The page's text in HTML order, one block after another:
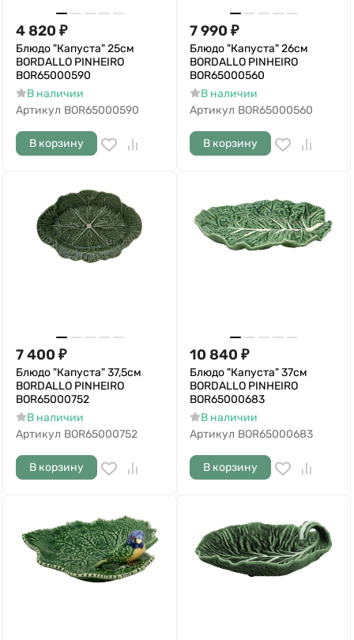
4 820 ₽
Блюдо "Капуста" 25см
BORDALLO PINHEIRO
BOR65000590
В наличии
Артикул BOR65000590
В корзину
7 990 ₽
Блюдо "Капуста" 26см
BORDALLO PINHEIRO
BOR65000560
В наличии
Артикул BOR65000560
В корзину
7 400 ₽
Блюдо "Капуста" 37,5см
BORDALLO PINHEIRO
BOR65000752
В наличии
Артикул BOR65000752
В корзину
10 840 ₽
Блюдо "Капуста" 37см
BORDALLO PINHEIRO
BOR65000683
В наличии
Артикул BOR65000683
В корзину